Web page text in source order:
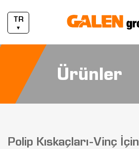
TR
▼
Ürünler
Polip Kıskaçları-Vinç İçin